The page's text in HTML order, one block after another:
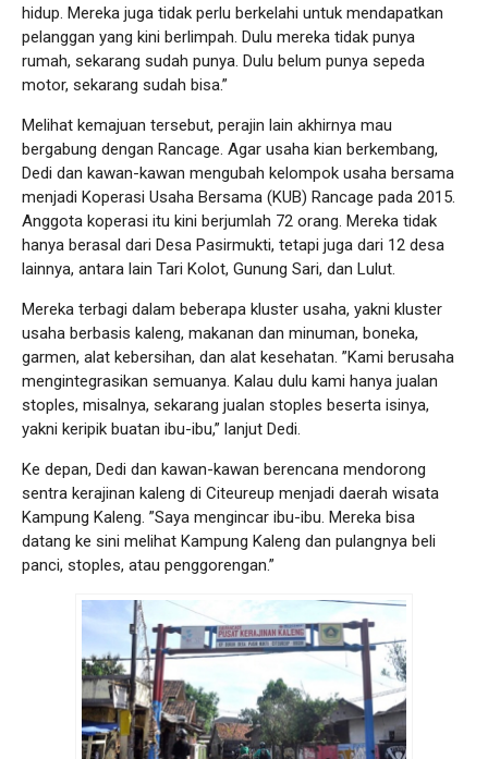
hidup. Mereka juga tidak perlu berkelahi untuk mendapatkan
pelanggan yang kini berlimpah. Dulu mereka tidak punya
rumah, sekarang sudah punya. Dulu belum punya sepeda
motor, sekarang sudah bisa.”
Melihat kemajuan tersebut, perajin lain akhirnya mau
bergabung dengan Rancage. Agar usaha kian berkembang,
Dedi dan kawan-kawan mengubah kelompok usaha bersama
menjadi Koperasi Usaha Bersama (KUB) Rancage pada 2015.
Anggota koperasi itu kini berjumlah 72 orang. Mereka tidak
hanya berasal dari Desa Pasirmukti, tetapi juga dari 12 desa
lainnya, antara lain Tari Kolot, Gunung Sari, dan Lulut.
Mereka terbagi dalam beberapa kluster usaha, yakni kluster
usaha berbasis kaleng, makanan dan minuman, boneka,
garmen, alat kebersihan, dan alat kesehatan. ”Kami berusaha
mengintegrasikan semuanya. Kalau dulu kami hanya jualan
stoples, misalnya, sekarang jualan stoples beserta isinya,
yakni keripik buatan ibu-ibu,” lanjut Dedi.
Ke depan, Dedi dan kawan-kawan berencana mendorong
sentra kerajinan kaleng di Citeureup menjadi daerah wisata
Kampung Kaleng. ”Saya mengincar ibu-ibu. Mereka bisa
datang ke sini melihat Kampung Kaleng dan pulangnya beli
panci, stoples, atau penggorengan.”